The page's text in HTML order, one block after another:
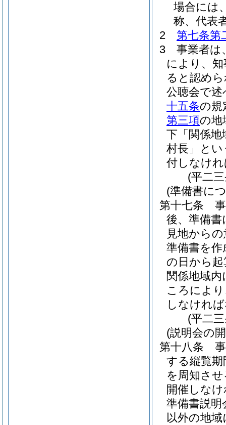
場合には
称、代表
2
第七条第
3
事業者は
により、
ると認め
公聴会で
十五条の規
第三項の地
下「関係地
村長」とい
付しなけ
(平二
(準備書に
第十七条
後、準備
見地から
準備書を
の日から
関係地域
ころによ
しなけれ
(平二
(説明会の
第十八条
する縦覧
を周知さ
開催しな
準備書説
以外の地